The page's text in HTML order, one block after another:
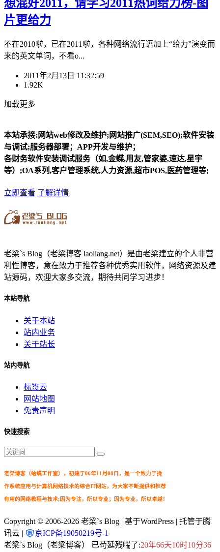
想混好2011，请学习2011热词给力榜-图
片更给力
不在2010啦，已在2011啦，各种网络流行语加上“给力”演变而
来的英文单词，不看o...
2011年2月13日 11:32:59
1.92K
加载更多
本站承接:网站web修改及维护;网站推广(SEM,SEO);软件安装
与调试;服务器部署；APP开发与维护；
各财务软件安装调试服务（如,金蝶,用友,管家婆,速达,星宇
等）;OA系列,客户管理系统,人力资源,超市POS,医药管理等;
立即查看 了解详情
老梁`s Blog（老梁博客 laoliang.net）是由老梁建立的个人非营
利性博客，意在致力于推荐各种优秀实用软件，网络资源及建
站源码，欢迎大家多交流，期待共同学习进步！
本站导航
关于本站
站内业务
关于站长
站内导航
标签云
网站地图
免责声明
快速搜索
老梁博客（蛤蟆工作室），初建于06年11月08日，是一个致力于操
作系统应用与计算机网络技术的综合IT网站，为大家不断提供和推荐
有用的网络教程与技术;因为专注，所以专业；因为专业，所以卓越！
Copyright © 2006-2026 老梁`s Blog | 基于WordPress | 托管于腾
讯云 |
京ICP备19050219号-1
老梁`s Blog（老梁博客） 已苟延残喘了:20年66天10时10分36